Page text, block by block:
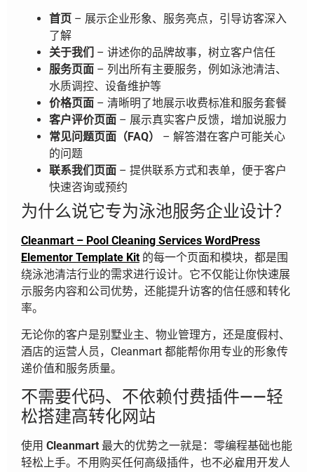
首页 – 展示企业形象、服务亮点，引导访客深入
了解
关于我们 – 讲述你的品牌故事，树立客户信任
服务页面 – 列出所有主要服务，例如泳池清洁、
水质调控、设备维护等
价格页面 – 清晰明了地展示收费标准和服务套餐
客户评价页面 – 展示真实客户反馈，增加说服力
常见问题页面（FAQ）
– 解答潜在客户可能关心
的问题
联系我们页面 – 提供联系方式和表单，便于客户
快速咨询或预约
为什么说它专为泳池服务企业设计？
Cleanmart – Pool Cleaning Services WordPress
Elementor Template Kit 的每一个页面和模块，都是围
绕泳池清洁行业的需求进行设计。它不仅能让你快速展
示服务内容和公司优势，还能提升访客的信任感和转化
率。
无论你的客户是别墅业主、物业管理方，还是度假村、
酒店的运营人员，Cleanmart 都能帮你用专业的形象传
递价值和服务质量。
不需要代码、不依赖付费插件——轻
松搭建高转化网站
使用 Cleanmart 最大的优势之一就是：零编程基础也能
轻松上手。不用购买任何高级插件，也不必雇用开发人